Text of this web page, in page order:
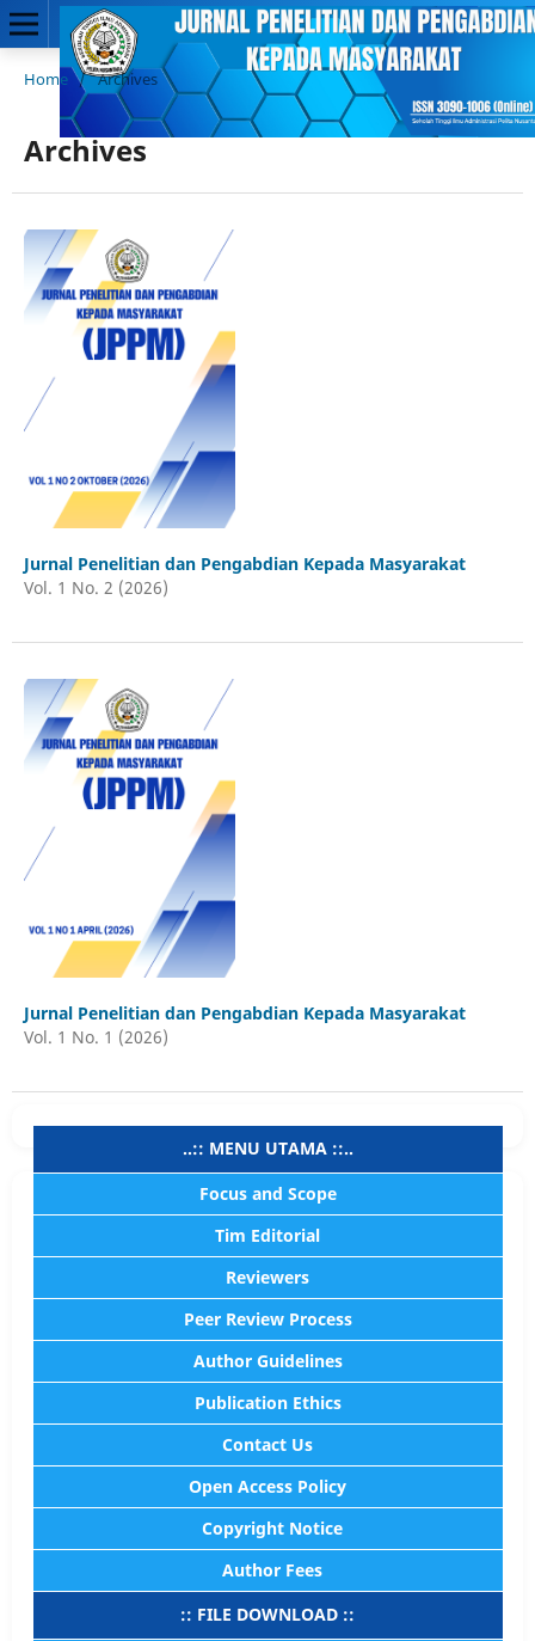
Home / Archives
Archives
Jurnal Penelitian dan Pengabdian Kepada Masyarakat
Vol. 1 No. 2 (2026)
Jurnal Penelitian dan Pengabdian Kepada Masyarakat
Vol. 1 No. 1 (2026)
..:: MENU UTAMA ::..
Focus and Scope
Tim Editorial
Reviewers
Peer Review Process
Author Guidelines
Publication Ethics
Contact Us
Open Access Policy
Copyright Notice
Author Fees
:: FILE DOWNLOAD ::